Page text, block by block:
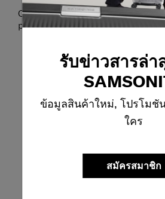
รับข่าวสารล่า
ข้อมูลสินค้าใหม่, โปรโมชั
ใคร
สมัครสมาชิก
Cross Ribbon luggage straps and
prevent luggage